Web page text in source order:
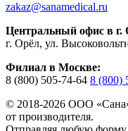
zakaz@sanamedical.ru
Центральный офис в г.
г. Орёл, ул.
Филиал в Москве:
8 (800) 505-74-64 8 (800)
© 2018-2026 ООО
от производителя.